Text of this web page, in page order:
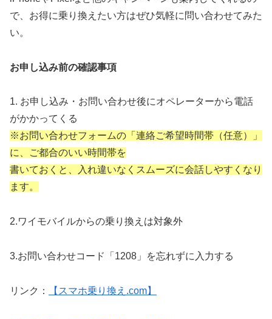
で、お得に乗り換えたい方はぜひ気軽に問い合わせてみた
い。
お申し込み前の確認事項
1. お申し込み・お問い合わせ後にオペレーターから電話
がかかってくる
※お問い合わせフォームの「連絡ご希望時間帯（任意）」
に、ご都合のいい時間帯を
書いておくと、入れ違いなくスムーズに会話しやすくなり
ます。
2.ワイモバイルからの乗り換えは対象外
3.お問い合わせコード「1208」を忘れずに入力する
リンク： 【スマホ乗り換え.com】